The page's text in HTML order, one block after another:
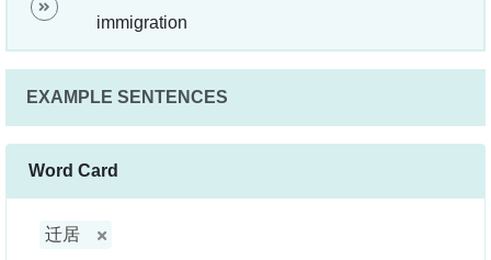
immigration
EXAMPLE SENTENCES
Word Card
迁居